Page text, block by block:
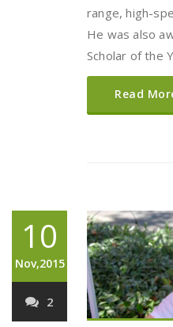
range, high-
He was also
Scholar of the
Read
10
Nov,2015
2